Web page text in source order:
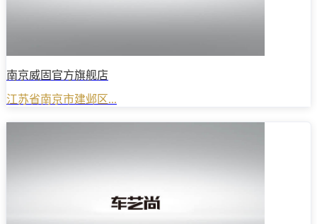
南京威固官方旗舰店
江苏省南京市建邺区...